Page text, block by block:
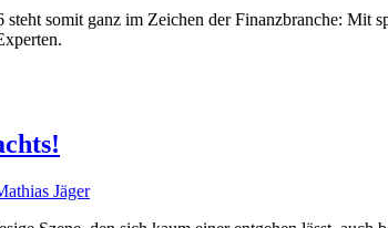
somit ganz im Zeichen der Finanzbranche: Mit
Jäger